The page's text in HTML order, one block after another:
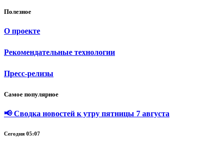
Полезное
О проекте
Рекомендательные технологии
Пресс-релизы
Самое популярное
📢 Сводка новостей к утру пятницы 7 августа
Сегодня 05:07